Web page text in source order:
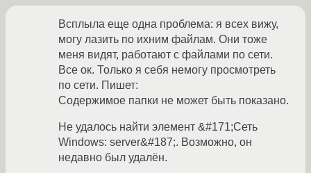
Всплыла еще одна проблема: я всех вижу,
могу лазить по ихним файлам. Они тоже
меня видят, работают с файлами по сети.
Все ок. Только я себя немогу просмотреть
по сети. Пишет:
Содержимое папки не может быть показано.
Не удалось найти элемент &#171;Сеть
Windows: server&#187;. Возможно, он
недавно был удалён.